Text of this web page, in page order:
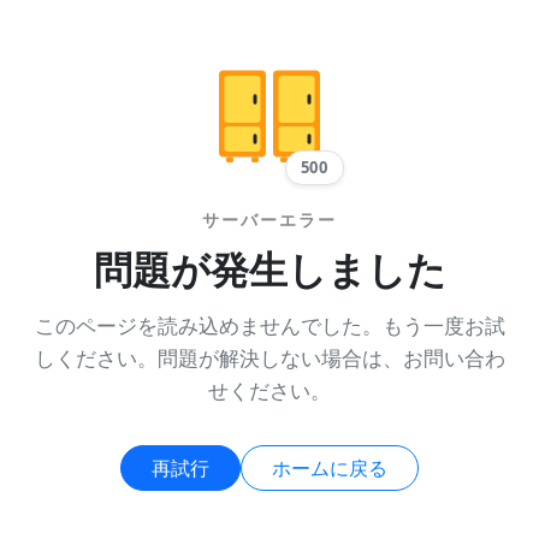
500
サーバーエラー
問題が発生しました
このページを読み込めませんでした。もう一度お試
しください。問題が解決しない場合は、お問い合わ
せください。
再試行 ホームに戻る